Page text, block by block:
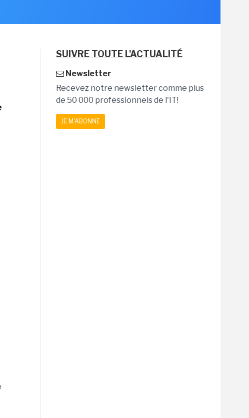
SUIVRE TOUTE L'ACTUALITÉ
Newsletter
Recevez notre newsletter comme plus
de 50 000 professionnels de l'IT!
JE M'ABONNE